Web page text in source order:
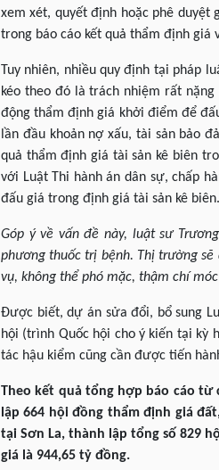
xem xét, quyết định hoặc phê
trong báo cáo kết quả thẩm định giá
Tuy nhiên, nhiều quy định tại pháp
kéo theo đó là trách nhiệm rất
động thẩm định giá khởi điểm để
lần đầu khoản nợ xấu, tài sản bảo
quả thẩm định giá tài sản kê biên
với Luật Thi hành án dân sự, chấp
đấu giá trong định giá tài sản kê biên.
Góp ý về vấn đề này, luật sư
phương thuốc trị bệnh. Thị trường
vụ, không thể phó mặc, thậm chí móc
Được biết, dự án sửa đổi, bổ sung
hội (trình Quốc hội cho ý kiến tại kỳ
tác hậu kiểm cũng cần được tiến
Theo kết quả tổng hợp báo cáo từ
lập 664 hội đồng thẩm định giá
tại Sơn La, thành lập tổng số 829
giá là 944,65 tỷ đồng.